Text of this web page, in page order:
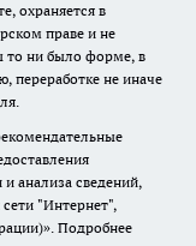
охраняется в
праве и не
то ни было форме, в
переработке не иначе
анализа сведений,
"Интернет",
Подробнее